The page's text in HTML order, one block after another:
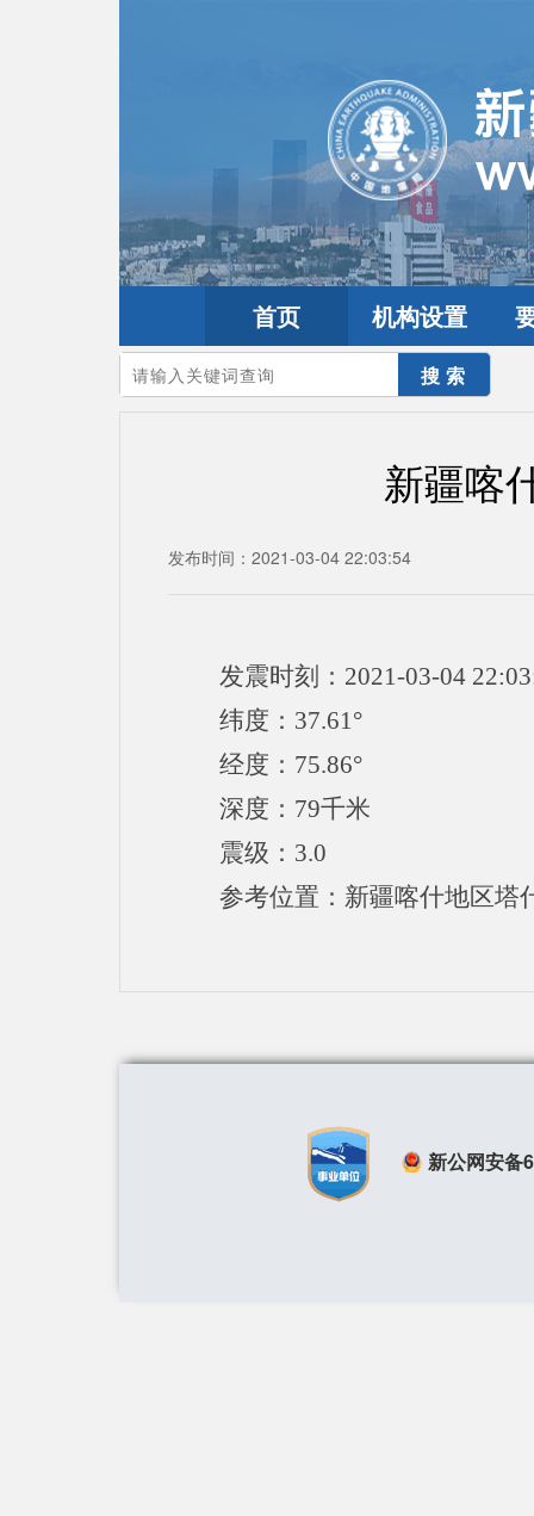
首页 机构设置
您的当前位置：首页>地震频道 新疆震讯
新疆喀
发布时间：2021-03-04 22:03:54
发震时刻：2021-03-04
纬度：37.61°
经度：75.86°
深度：79千米
震级：3.0
参考位置：新疆喀什地区塔
新公网安备